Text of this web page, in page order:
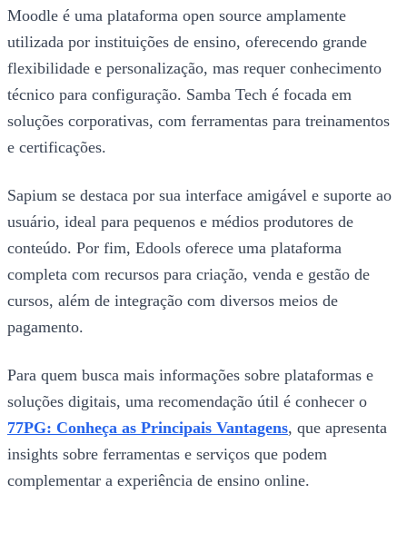
Moodle é uma plataforma open source amplamente
utilizada por instituições de ensino, oferecendo grande
flexibilidade e personalização, mas requer conhecimento
técnico para configuração. Samba Tech é focada em
soluções corporativas, com ferramentas para treinamentos
e certificações.
Sapium se destaca por sua interface amigável e suporte ao
usuário, ideal para pequenos e médios produtores de
conteúdo. Por fim, Edools oferece uma plataforma
completa com recursos para criação, venda e gestão de
cursos, além de integração com diversos meios de
pagamento.
Para quem busca mais informações sobre plataformas e
soluções digitais, uma recomendação útil é conhecer o
77PG: Conheça as Principais Vantagens, que apresenta
insights sobre ferramentas e serviços que podem
complementar a experiência de ensino online.